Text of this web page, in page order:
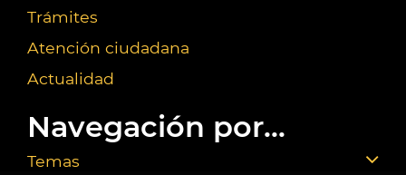
Trámites
Atención ciudadana
Actualidad
Navegación por...
Temas